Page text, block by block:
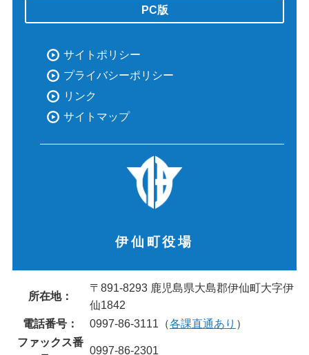
PC版
サイトポリシー
プライバシーポリシー
リンク
サイトマップ
伊仙町役場
所在地：
〒891-8293 鹿児島県大島郡伊仙町大字伊
仙1842
電話番号：
0997-86-3111（各課直通あり ）
ファックス番
0997-86-2301